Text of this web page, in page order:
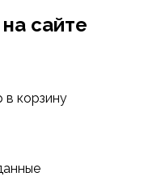
сайте
корзину